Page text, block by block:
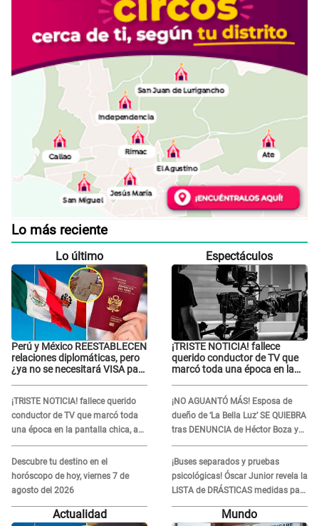
Lo más reciente
Lo último
Perú y México REESTABLECEN
relaciones diplomáticas, pero
¿ya no se necesitará VISA para
¡TRISTE NOTICIA! fallece querido
conductor de TV que marcó toda
una época en la pantalla chica, así
fue su repentino adiós
Descubre tu destino en el
horóscopo de hoy, viernes 7 de
agosto del 2026
Espectáculos
¡TRISTE NOTICIA! fallece
querido conductor de TV que
marcó toda una época en la
repentino adiós
¡NO AGUANTÓ MÁS! Esposa de
dueño de ‘La Bella Luz’ SE QUIEBRA
tras DENUNCIA de Héctor Boza y
ARREMETE contra Claudia Salazar
¡Buses separados y pruebas
psicológicas! Óscar Junior revela la
LISTA de DRÁSTICAS medidas para
prevenir acoso en 'La Bella Luz' tras
caso Naldy Saldaña
Actualidad Mundo